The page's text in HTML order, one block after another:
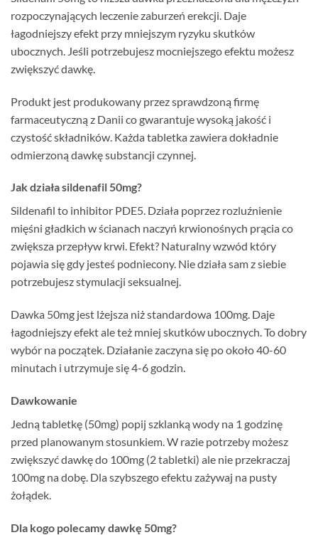
rozpoczynających leczenie zaburzeń erekcji. Daje
łagodniejszy efekt przy mniejszym ryzyku skutków
ubocznych. Jeśli potrzebujesz mocniejszego efektu możesz
zwiększyć dawkę.
Produkt jest produkowany przez sprawdzoną firmę
farmaceutyczną z Danii co gwarantuje wysoką jakość i
czystość składników. Każda tabletka zawiera dokładnie
odmierzoną dawkę substancji czynnej.
Jak działa sildenafil 50mg?
Sildenafil to inhibitor PDE5. Działa poprzez rozluźnienie
mięśni gładkich w ścianach naczyń krwionośnych prącia co
zwiększa przepływ krwi. Efekt? Naturalny wzwód który
pojawia się gdy jesteś podniecony. Nie działa sam z siebie
potrzebujesz stymulacji seksualnej.
Dawka 50mg jest lżejsza niż standardowa 100mg. Daje
łagodniejszy efekt ale też mniej skutków ubocznych. To dobry
wybór na początek. Działanie zaczyna się po około 40-60
minutach i utrzymuje się 4-6 godzin.
Dawkowanie
Jedną tabletkę (50mg) popij szklanką wody na 1 godzinę
przed planowanym stosunkiem. W razie potrzeby możesz
zwiększyć dawkę do 100mg (2 tabletki) ale nie przekraczaj
100mg na dobę. Dla szybszego efektu zażywaj na pusty
żołądek.
Dla kogo polecamy dawkę 50mg?